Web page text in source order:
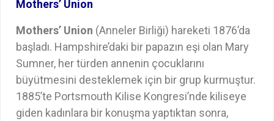
Mothers’ Union
Mothers’ Union (Anneler Birliği) hareketi 1876’da
başladı. Hampshire’daki bir papazın eşi olan Mary
Sumner, her türden annenin çocuklarını
büyütmesini desteklemek için bir grup kurmuştur.
1885’te Portsmouth Kilise Kongresi’nde kiliseye
giden kadınlara bir konuşma yaptıktan sonra,